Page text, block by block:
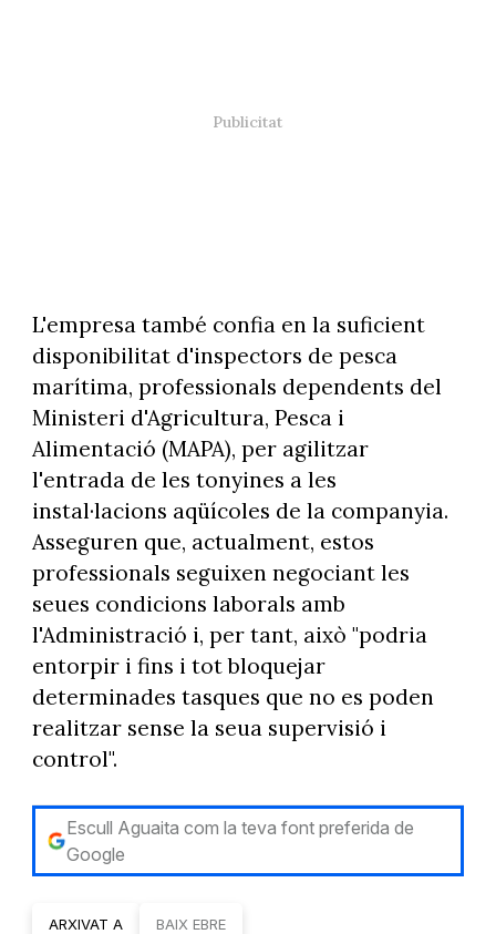
L'empresa també confia en la suficient
disponibilitat d'inspectors de pesca
marítima, professionals dependents del
Ministeri d'Agricultura, Pesca i
Alimentació (MAPA), per agilitzar
l'entrada de les tonyines a les
instal·lacions aqüícoles de la companyia.
Asseguren que, actualment, estos
professionals seguixen negociant les
seues condicions laborals amb
l'Administració i, per tant, això "podria
entorpir i fins i tot bloquejar
determinades tasques que no es poden
realitzar sense la seua supervisió i
control".
Escull Aguaita com la teva font preferida de
Google
ARXIVAT A BAIX EBRE